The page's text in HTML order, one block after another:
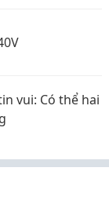
vui: Có thể hai